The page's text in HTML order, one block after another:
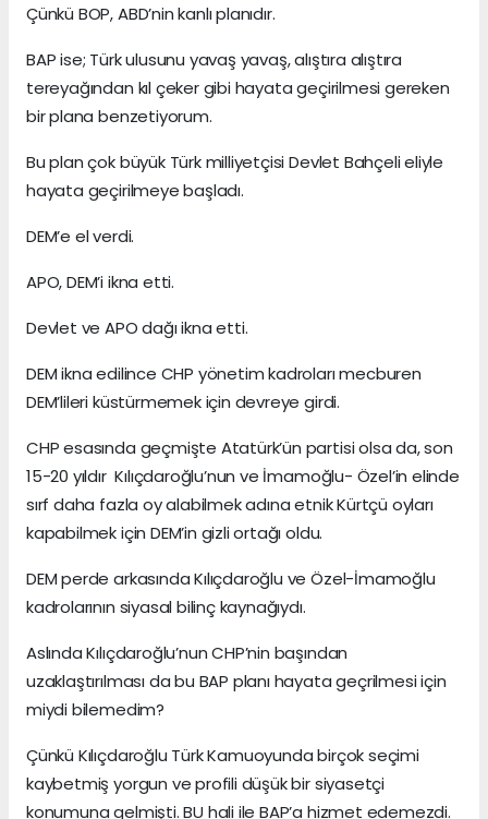
Çünkü BOP, ABD’nin kanlı planıdır.
BAP ise; Türk ulusunu yavaş yavaş, alıştıra alıştıra
tereyağından kıl çeker gibi hayata geçirilmesi gereken
bir plana benzetiyorum.
Bu plan çok büyük Türk milliyetçisi Devlet Bahçeli eliyle
hayata geçirilmeye başladı.
DEM’e el verdi.
APO, DEM’i ikna etti.
Devlet ve APO dağı ikna etti.
DEM ikna edilince CHP yönetim kadroları mecburen
DEM’lileri küstürmemek için devreye girdi.
CHP esasında geçmişte Atatürk’ün partisi olsa da, son
15-20 yıldır Kılıçdaroğlu’nun ve İmamoğlu- Özel’in elinde
sırf daha fazla oy alabilmek adına etnik Kürtçü oyları
kapabilmek için DEM’in gizli ortağı oldu.
DEM perde arkasında Kılıçdaroğlu ve Özel-İmamoğlu
kadrolarının siyasal bilinç kaynağıydı.
Aslında Kılıçdaroğlu’nun CHP’nin başından
uzaklaştırılması da bu BAP planı hayata geçrilmesi için
miydi bilemedim?
Çünkü Kılıçdaroğlu Türk Kamuoyunda birçok seçimi
kaybetmiş yorgun ve profili düşük bir siyasetçi
konumuna gelmişti. BU hali ile BAP’a hizmet edemezdi.